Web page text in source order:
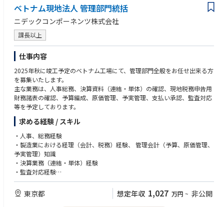
・複数の業務を計画的かつ正確に進められる方
・細部まで丁寧に対応し、業務品質の向上に取り組める方
・ITツールを活用した業務効率化に前向きな方
・主体的に課題を発見し、改善提案・実行ができる方
【歓迎する経験・スキル】
・プロジェクトマネジメント
・文書・データ管理
・イベント・セミナー運営
・業界団体・非営利団体での業務経験
ベトナム現地法人 管理部門統括
ニデックコンポーネンツ株式会社
課長以上
仕事内容
2025年秋に竣工予定のベトナム工場にて、管理部門全般をお任せ出来る方
を募集いたします。
主な業務は、人事総務、決算資料（連結・単体）の確認、現地税務申告用
財務諸表の確認、予算編成、原価管理、予実管理、支払い承認、監査対応
等を予定しております。
求める経験 / スキル
・人事、総務経験
・製造業における経理（会計、税務）経験、 管理会計（予算、原価管理、
予実管理）知識
・決算業務（連結・単体）経験
・監査対応経験
・管理職としてのマネジメント経験
・海外駐在経験
・事業所・事業部収益管理経験者（5年以上）
東京都 想定年収 1,027 万円 ~ 非公開